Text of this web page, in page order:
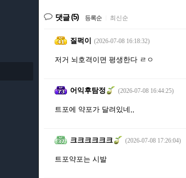
댓글(5) 등록순 최신순
질퍽이 (2026-07-08 16:18:32)
저거 뇌호격이면 평생한다 ㄹㅇ
어익후탐정 (2026-07-08 16:44:25)
트포에 약포가 달려있네,,
크크크크크크 (2026-07-08 17:26:04)
트포약포는 시발